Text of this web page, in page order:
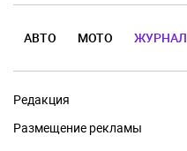
АВТО МОТО ЖУРНАЛ
Редакция
Размещение рекламы